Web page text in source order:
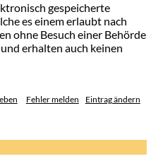
gespeicherte
es einem erlaubt nach
ohne Besuch einer Behörde
erhalten auch keinen
Fehler melden Eintrag ändern